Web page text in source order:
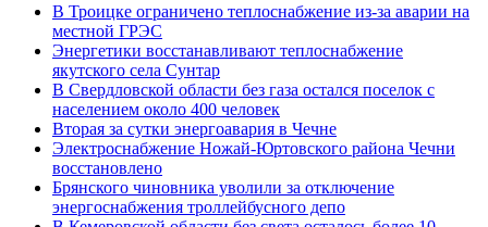
В Троицке ограничено теплоснабжение из-за аварии на
местной ГРЭС
Энергетики восстанавливают теплоснабжение
якутского села Сунтар
В Свердловской области без газа остался поселок с
населением около 400 человек
Вторая за сутки энергоавария в Чечне
Электроснабжение Ножай-Юртовского района Чечни
восстановлено
Брянского чиновника уволили за отключение
энергоснабжения троллейбусного депо